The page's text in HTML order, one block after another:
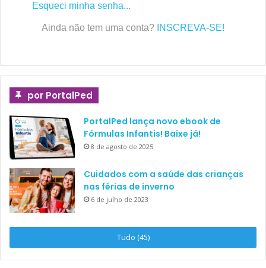
Esqueci minha senha...
Ainda não tem uma conta? INSCREVA-SE!
por PortalPed
PortalPed lança novo ebook de
Fórmulas Infantis! Baixe já!
8 de agosto de 2025
Cuidados com a saúde das crianças
nas férias de inverno
6 de julho de 2023
Tudo (45)